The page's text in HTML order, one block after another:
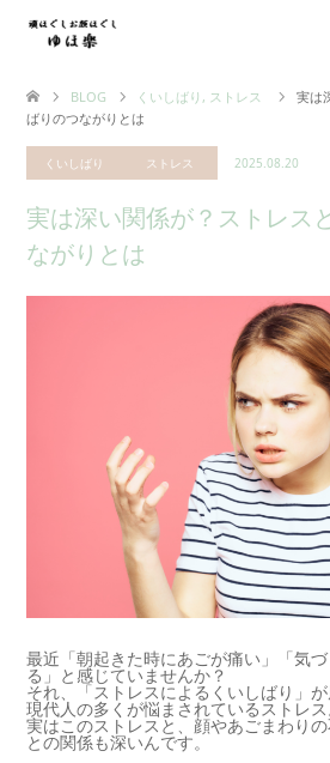
BLOG くいしばり , ストレス
実は
ばりのつながりとは
くいしばり ストレス 2025.08.20
実は深い関係が？ストレス
ながりとは
最近「朝起きた時にあごが痛い」「気
る」と感じていませんか？
それ、「ストレスによるくいしばり」が
現代人の多くが悩まされているストレス
実はこのストレスと、顔やあごまわり
との関係も深いんです。